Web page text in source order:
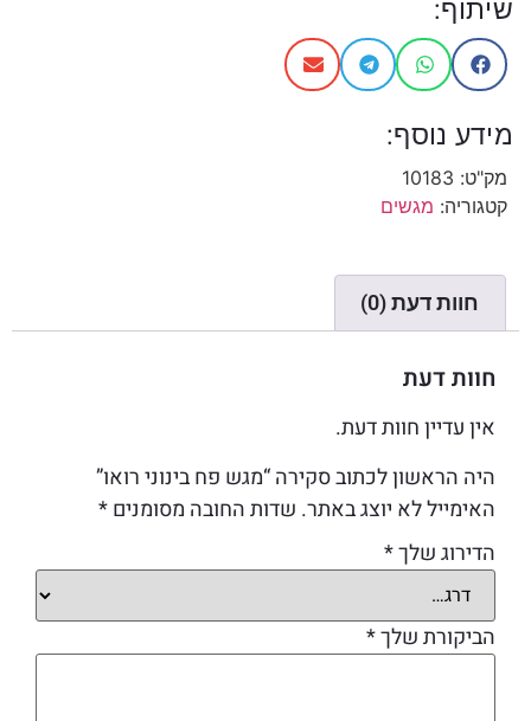
שיתוף:
מידע נוסף:
מק"ט: 10183
קטגוריה: מגשים
חוות דעת (0)
חוות דעת
אין עדיין חוות דעת.
היה הראשון לכתוב סקירה “מגש פח בינוני רואו”
האימייל לא יוצג באתר. שדות החובה מסומנים*
הדירוג שלך*
הביקורת שלך*